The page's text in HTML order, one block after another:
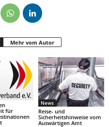
Mehr vom Autor
für
News
Reise- und
Sicherheitshinweise vom
Auswärtigen Amt